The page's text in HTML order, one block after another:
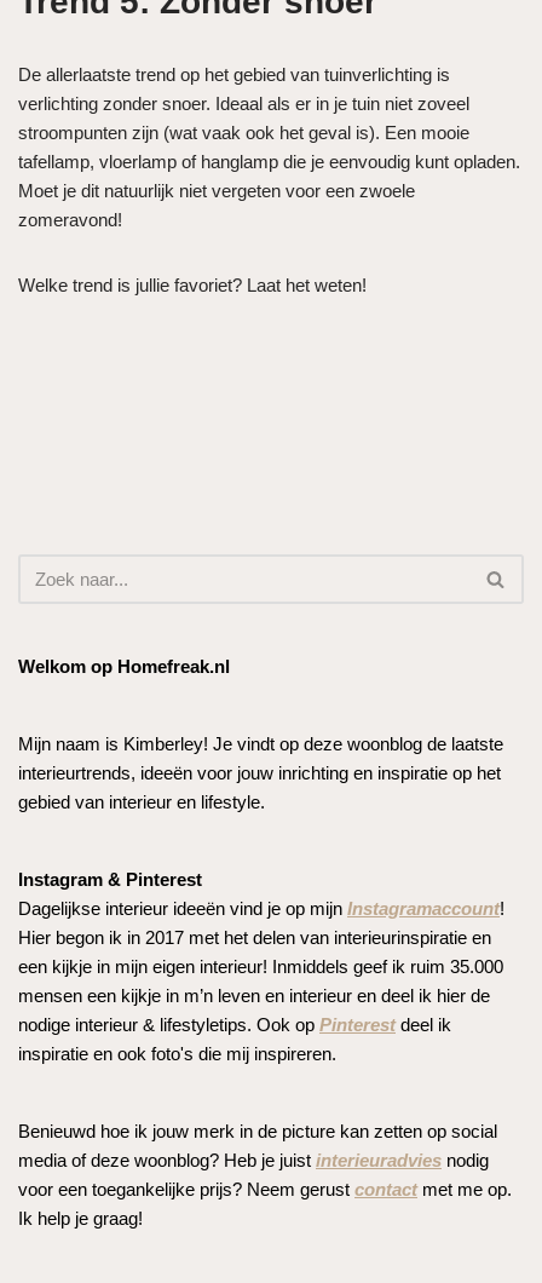
De allerlaatste trend op het gebied van tuinverlichting is
verlichting zonder snoer. Ideaal als er in je tuin niet zoveel
stroompunten zijn (wat vaak ook het geval is). Een mooie
tafellamp, vloerlamp of hanglamp die je eenvoudig kunt opladen.
Moet je dit natuurlijk niet vergeten voor een zwoele
zomeravond!
Welke trend is jullie favoriet? Laat het weten!
Welkom op Homefreak.nl
Mijn naam is Kimberley! Je vindt op deze woonblog de laatste
interieurtrends, ideeën voor jouw inrichting en inspiratie op het
gebied van interieur en lifestyle.
Instagram & Pinterest
Dagelijkse interieur ideeën vind je op mijn Instagramaccount!
Hier begon ik in 2017 met het delen van interieurinspiratie en
een kijkje in mijn eigen interieur! Inmiddels geef ik ruim 35.000
mensen een kijkje in m’n leven en interieur en deel ik hier de
nodige interieur & lifestyletips. Ook op Pinterestdeel ik
inspiratie en ook foto's die mij inspireren.
Benieuwd hoe ik jouw merk in de picture kan zetten op social
media of deze woonblog? Heb je juist interieuradvies nodig
voor een toegankelijke prijs? Neem gerust contactmet me op.
Ik help je graag!